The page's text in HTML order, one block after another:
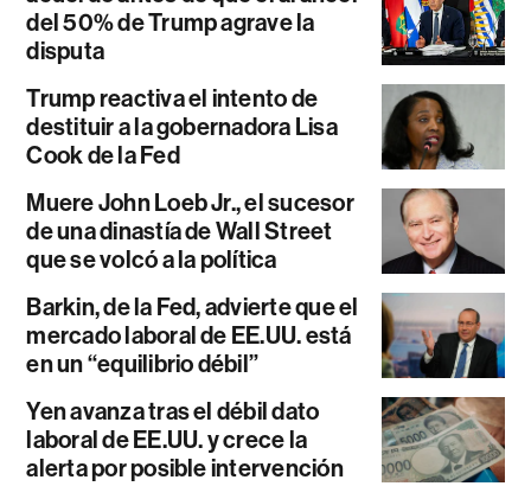
del 50% de Trump agrave la
disputa
Trump reactiva el intento de
destituir a la gobernadora Lisa
Cook de la Fed
Muere John Loeb Jr., el sucesor
de una dinastía de Wall Street
que se volcó a la política
Barkin, de la Fed, advierte que el
mercado laboral de EE.UU. está
en un “equilibrio débil”
Yen avanza tras el débil dato
laboral de EE.UU. y crece la
alerta por posible intervención